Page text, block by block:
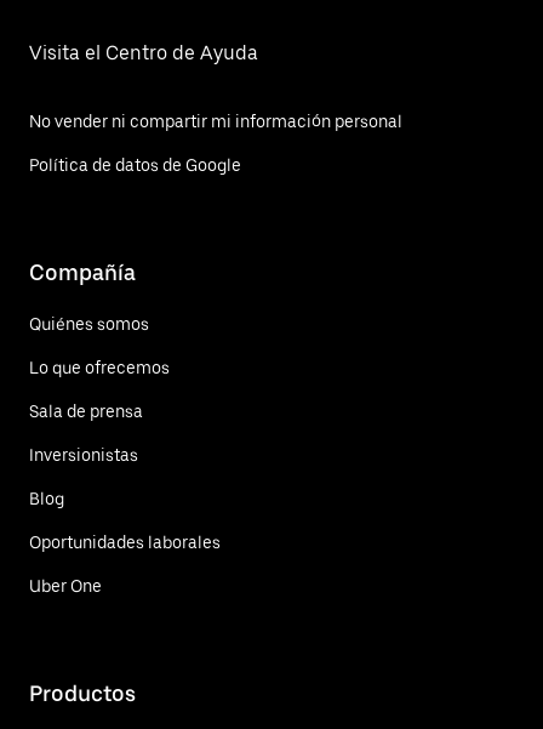
Visita el Centro de Ayuda
No vender ni compartir mi información personal
Política de datos de Google
Compañía
Quiénes somos
Lo que ofrecemos
Sala de prensa
Inversionistas
Blog
Oportunidades laborales
Uber One
Productos